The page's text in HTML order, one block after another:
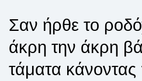
Σαν ήρθε το
άκρη την άκρη
τάματα κάνοντας